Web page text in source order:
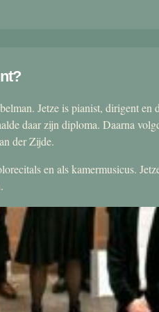
Jetze is pianist, dirigent
daar zijn diploma. Daarna
der Zijde.
en als kamermusicus.